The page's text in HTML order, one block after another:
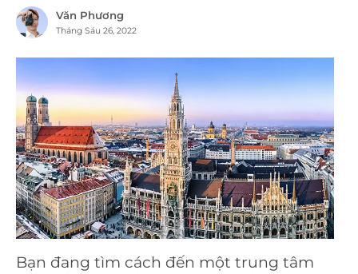
Văn Phương
Tháng Sáu 26, 2022
Bạn đang tìm cách đến một trung tâm